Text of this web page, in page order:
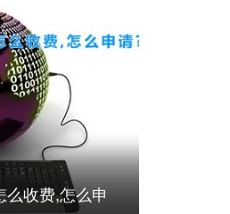
么收费,怎么申